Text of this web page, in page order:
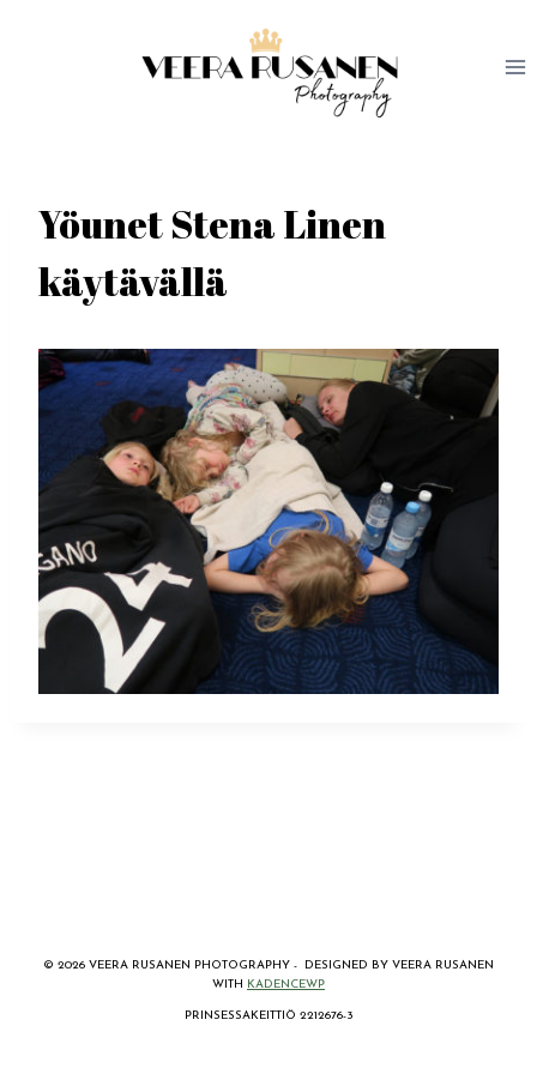
Yöunet Stena Linen
käytävällä
© 2026 VEERA RUSANEN PHOTOGRAPHY - DESIGNED BY VEERA RUSANEN
WITH
KADENCEWP
PRINSESSAKEITTIÖ 2212676-3